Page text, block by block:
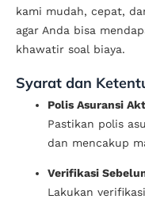
kami mudah, cepat,
agar Anda bisa
khawatir soal biaya.
Syarat dan
Polis Asuransi
Pastikan polis
dan mencakup
Verifikasi
Lakukan